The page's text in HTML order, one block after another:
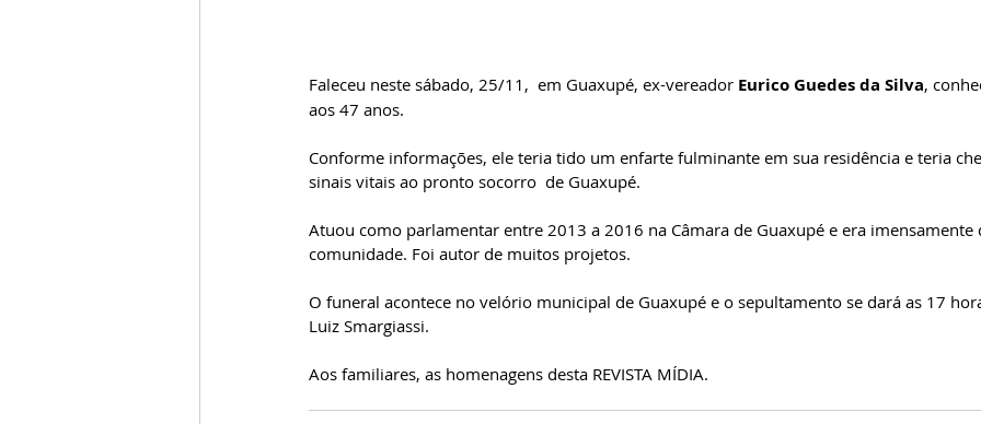
Faleceu neste sábado, 25/11,  em Guaxupé, ex-vereador Eurico Guedes da Silva,
aos 47 anos.
Conforme informações, ele teria tido um enfarte fulminante em sua residência e teria
sinais vitais ao pronto socorro  de Guaxupé.
Atuou como parlamentar entre 2013 a 2016 na Câmara de Guaxupé e era
comunidade. Foi autor de muitos projetos.
O funeral acontece no velório municipal de Guaxupé e o sepultamento se dará as 17
Luiz Smargiassi.
Aos familiares, as homenagens desta REVISTA MÍDIA.